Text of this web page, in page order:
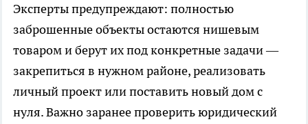
Эксперты предупреждают: полностью
заброшенные объекты остаются нишевым
товаром и берут их под конкретные задачи —
закрепиться в нужном районе, реализовать
личный проект или поставить новый дом с
нуля. Важно заранее проверить юридический